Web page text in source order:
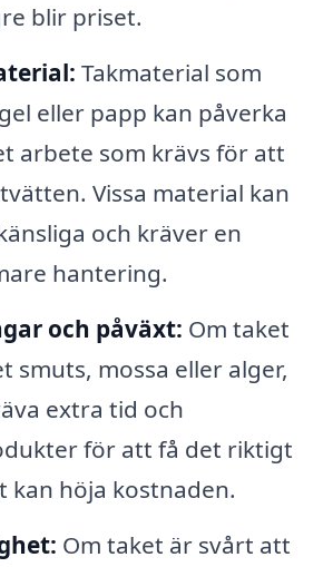
blir priset.
Takmaterial som
eller papp kan påverka
arbete som krävs för att
Vissa material kan
och kräver en
hantering.
och påväxt: Om taket
smuts, mossa eller alger,
extra tid och
för att få det riktigt
kan höja kostnaden.
Om taket är svårt att